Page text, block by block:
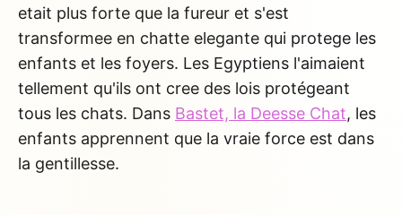
etait plus forte que la fureur et s'est
transformee en chatte elegante qui protege les
enfants et les foyers. Les Egyptiens l'aimaient
tellement qu'ils ont cree des lois protégeant
tous les chats. Dans Bastet, la Deesse Chat, les
enfants apprennent que la vraie force est dans
la gentillesse.